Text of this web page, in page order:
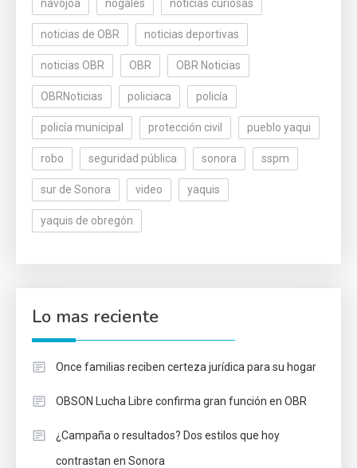
navojoa nogales noticias curiosas
noticias de OBR noticias deportivas
noticias OBR OBR OBR Noticias
OBRNoticias policiaca policía
policía municipal protección civil pueblo yaqui
robo seguridad pública sonora sspm
sur de Sonora video yaquis
yaquis de obregón
Lo mas reciente
Once familias reciben certeza jurídica para su hogar
OBSON Lucha Libre confirma gran función en OBR
¿Campaña o resultados? Dos estilos que hoy
contrastan en Sonora